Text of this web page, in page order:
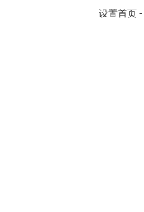
设置首页 -